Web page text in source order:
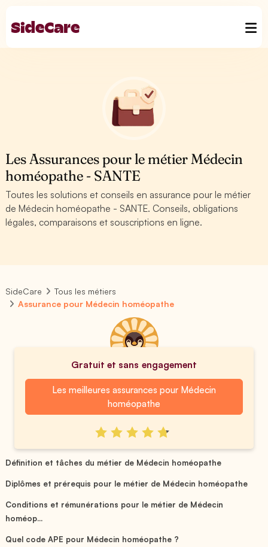
Les Assurances pour le métier Médecin
homéopathe - SANTE
Toutes les solutions et conseils en assurance pour le métier
de Médecin homéopathe - SANTE. Conseils, obligations
légales, comparaisons et souscriptions en ligne.
SideCare
Tous les métiers
Assurance pour Médecin homéopathe
Gratuit et sans engagement
Les meilleures assurances pour Médecin
homéopathe
Définition et tâches du métier de Médecin homéopathe
Diplômes et prérequis pour le métier de Médecin homéopathe
Conditions et rémunérations pour le métier de Médecin
homéop...
Quel code APE pour Médecin homéopathe ?